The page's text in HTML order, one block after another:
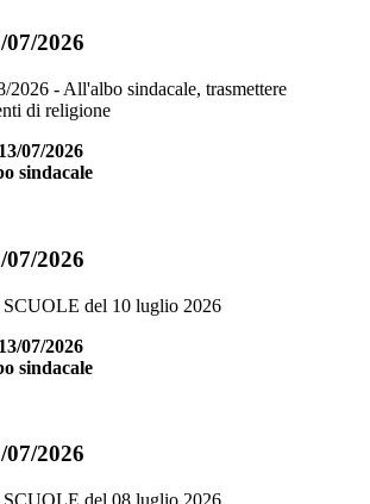
2026
2026 - All'albo sindacale, trasmettere
di religione
13/07/2026
sindacale
2026
del 10 luglio 2026
13/07/2026
sindacale
2026
del 08 luglio 2026